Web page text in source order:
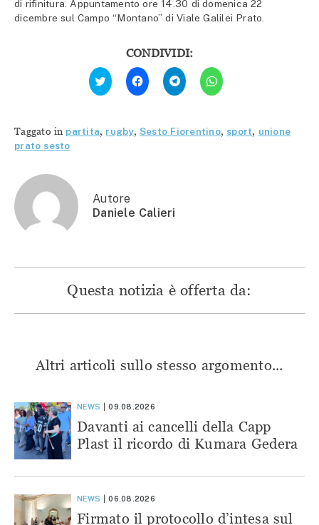
di rifinitura. Appuntamento ore 14.30 di domenica 22
dicembre sul Campo “Montano” di Viale Galilei Prato.
CONDIVIDI:
Fai
clic
qui
Twitter
(Si
Fai
clic
per
condividere
(Si
apre
Fai
clic
per
condividere
apre
Fai
clic
per
apre
Taggato in partita, rugby, Sesto Fiorentino, sport, unione
prato sesto
Autore
Daniele Calieri
Questa notizia è offerta da:
Altri articoli sullo stesso argomento...
NEWS 09.08.2026
Davanti ai cancelli della Capp
Plast il ricordo di Kumara Gedera
NEWS 06.08.2026
Firmato il protocollo d’intesa sul